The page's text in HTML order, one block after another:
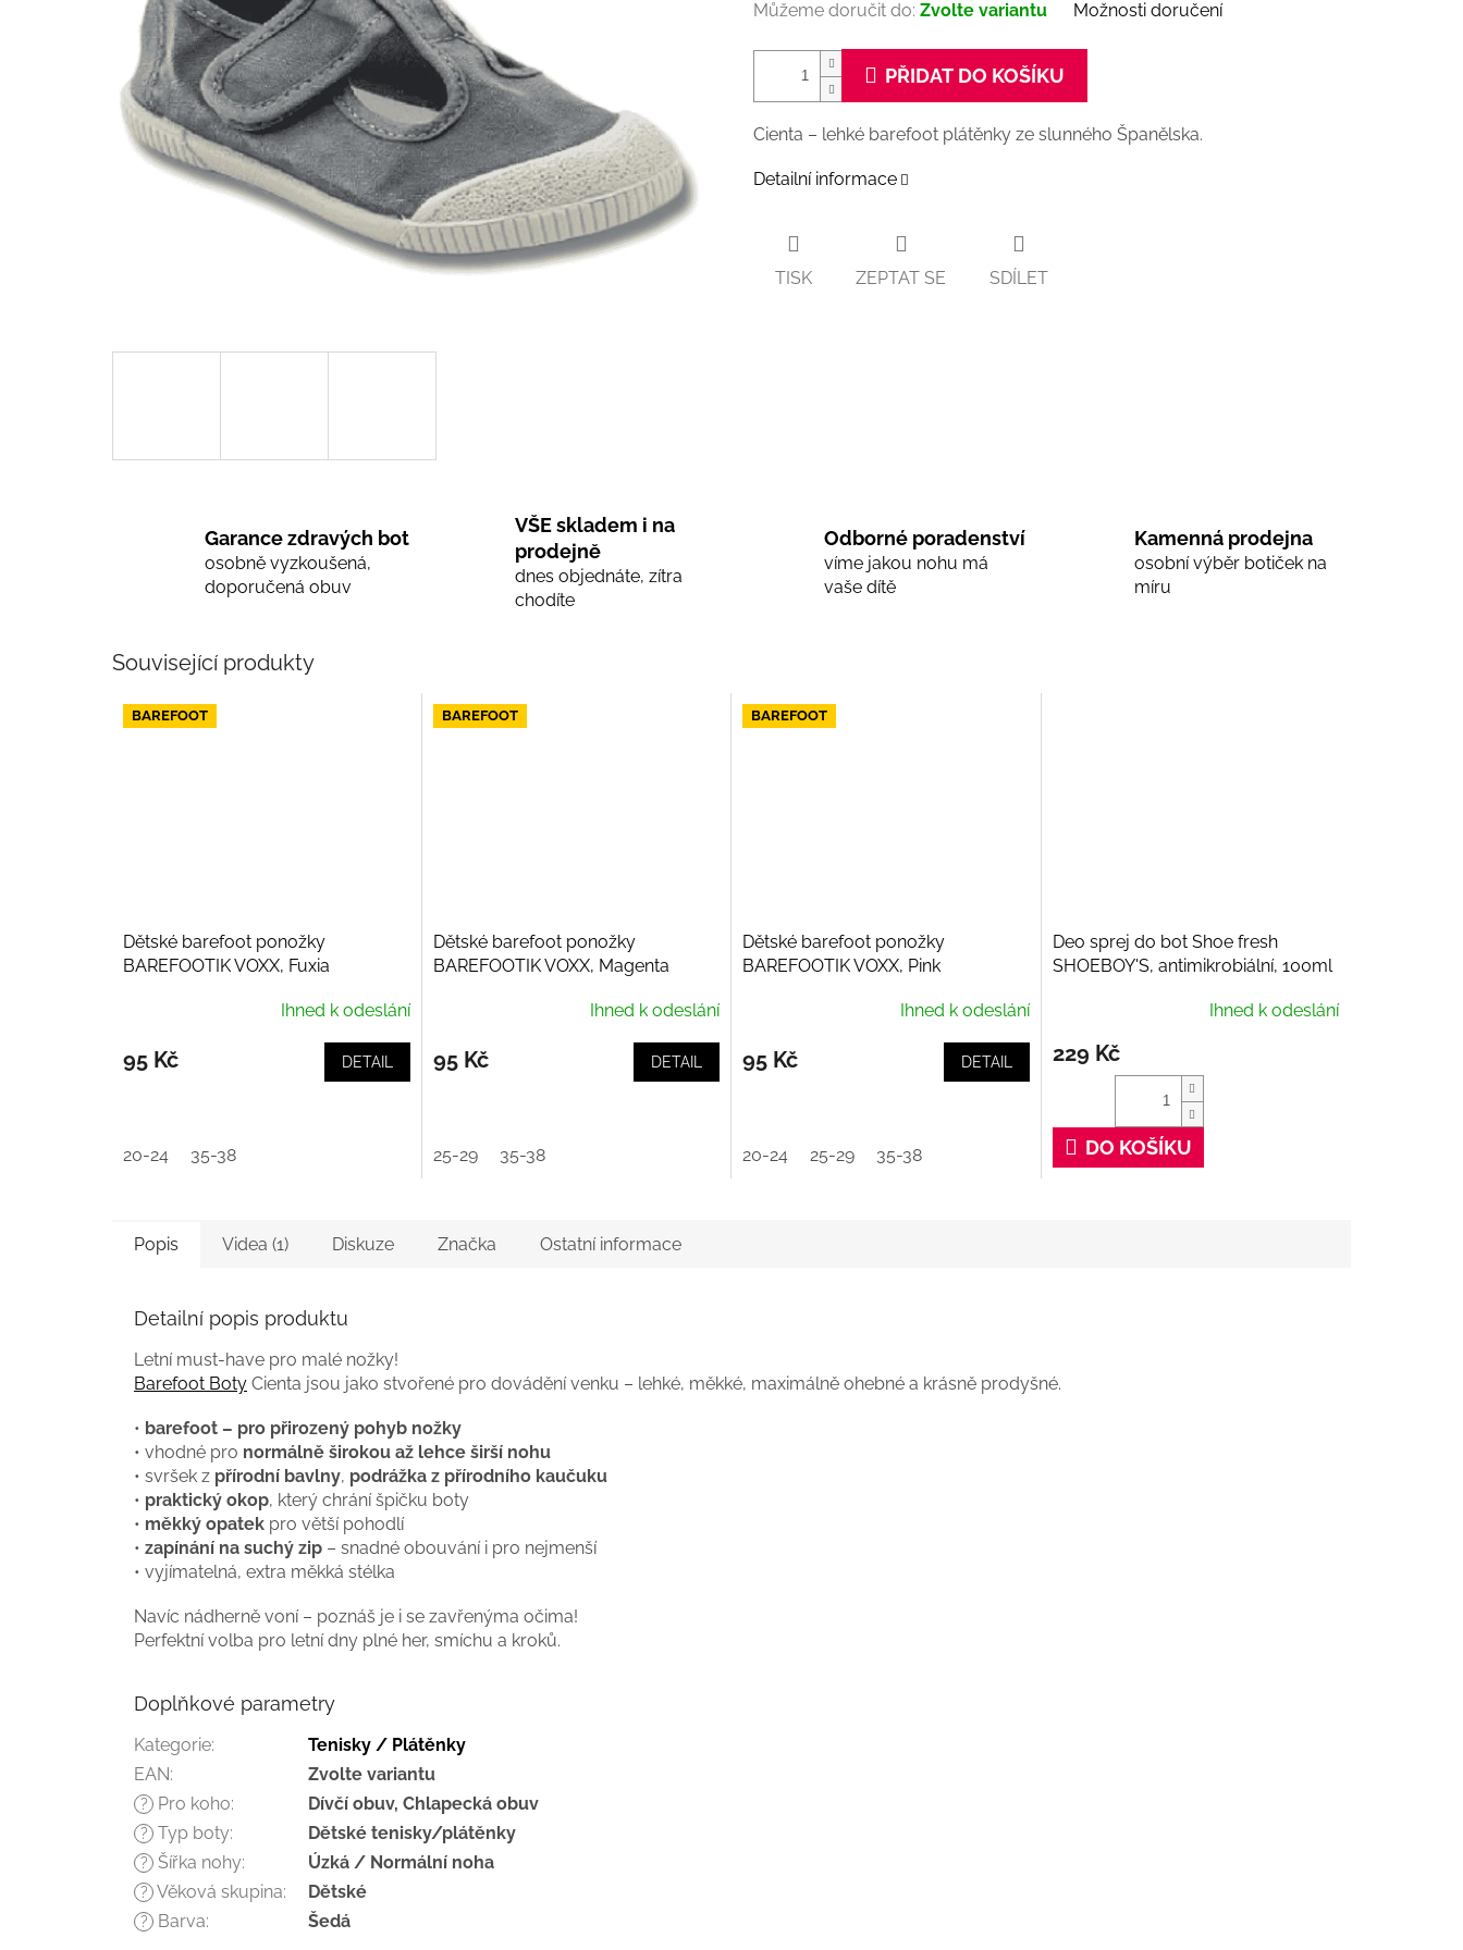
Můžeme doručit do: Zvolte variantu Možnosti doručení
PŘIDAT DO KOŠÍKU
Cienta – lehké barefoot plátěnky ze slunného Španělska.
Detailní informace
TISK ZEPTAT SE SDÍLET
Garance zdravých bot
osobně vyzkoušená,
doporučená obuv
VŠE skladem i na
prodejně
dnes objednáte, zítra
chodíte
Odborné poradenství
víme jakou nohu má
vaše dítě
Kamenná prodejna
osobní výběr botiček na
míru
Související produkty
BAREFOOT
Dětské barefoot ponožky
BAREFOOTIK VOXX, Fuxia
Ihned k odeslání
95 Kč DETAIL
20-24 35-38
BAREFOOT
Dětské barefoot ponožky
BAREFOOTIK VOXX, Magenta
Ihned k odeslání
95 Kč DETAIL
25-29 35-38
BAREFOOT
Dětské barefoot ponožky
BAREFOOTIK VOXX, Pink
Ihned k odeslání
95 Kč DETAIL
20-24 25-29 35-38
Deo sprej do bot Shoe fresh
SHOEBOY'S, antimikrobiální, 100ml
Ihned k odeslání
229 Kč
DO KOŠÍKU
Popis Videa (1) Diskuze Značka Ostatní informace
Detailní popis produktu
Letní must-have pro malé nožky!
Barefoot Boty Cienta jsou jako stvořené pro dovádění venku – lehké, měkké, maximálně ohebné a krásně prodyšné.
• barefoot – pro přirozený pohyb nožky
• vhodné pro normálně širokou až lehce širší nohu
• svršek z přírodní bavlny, podrážka z přírodního kaučuku
• praktický okop, který chrání špičku boty
• měkký opatek pro větší pohodlí
• zapínání na suchý zip – snadné obouvání i pro nejmenší
• vyjímatelná, extra měkká stélka
Navíc nádherně voní – poznáš je i se zavřenýma očima!
Perfektní volba pro letní dny plné her, smíchu a kroků.
Doplňkové parametry
Kategorie:
Tenisky / Plátěnky
EAN: Zvolte variantu
? Pro koho: Dívčí obuv, Chlapecká obuv
? Typ boty: Dětské tenisky/plátěnky
? Šířka nohy: Úzká / Normální noha
? Věková skupina: Dětské
? Barva: Šedá